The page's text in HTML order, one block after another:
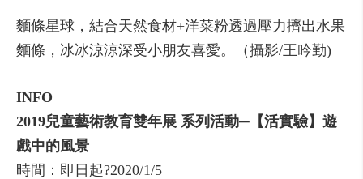
麵條星球，結合天然食材+洋菜粉透過壓力擠出水果
麵條，冰冰涼涼深受小朋友喜愛。（攝影/王吟勤)
INFO
2019兒童藝術教育雙年展 系列活動─【活實驗】遊
戲中的風景
時間：即日起?2020/1/5